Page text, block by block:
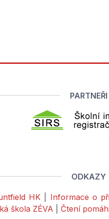
PARTNEŘI
ODKAZY
HK Informace o
škola ZÉVA Čtení